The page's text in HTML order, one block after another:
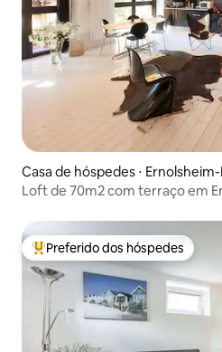
Casa de hóspedes ⋅
Loft de 70m2 com terraço em
Entre os melhores preferidos
Preferido dos hóspedes